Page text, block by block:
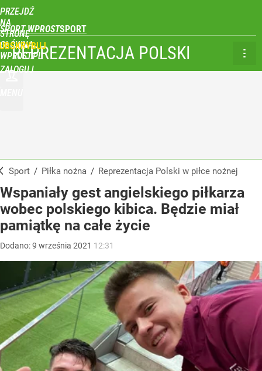
PRZEJDŹ
NA
STRONĘ
GŁÓWNĄ
WPROST.PL
SPORT WPROST
ZALOGUJ
REPREZENTACJA POLSKI
Sport / Piłka nożna / Reprezentacja Polski w piłce nożnej
Wspaniały gest angielskiego piłkarza
wobec polskiego kibica. Będzie miał
pamiątkę na całe życie
Dodano:9 września 2021 12:31